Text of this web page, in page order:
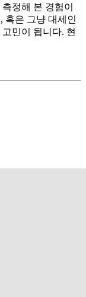
정해 본 경험이
혹은 그냥 대세인
민이 됩니다. 현